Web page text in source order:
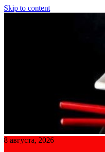
Skip to content
8 августа, 2026